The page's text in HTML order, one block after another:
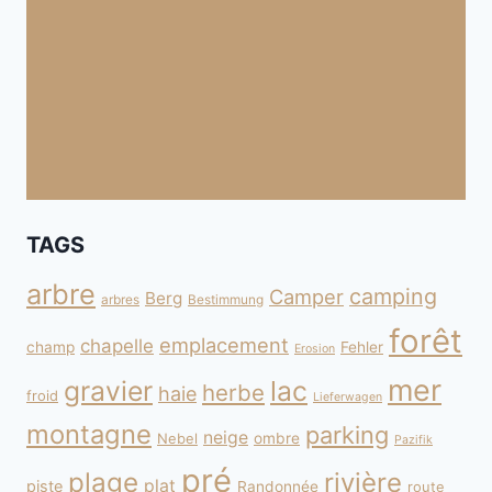
TAGS
arbre arbres Berg Bestimmung Camper camping
champ chapelle emplacement Erosion Fehler forêt
froid gravier haie herbe lac Lieferwagen mer
montagne Nebel neige ombre parking Pazifik
piste plage plat pré Randonnée rivière route